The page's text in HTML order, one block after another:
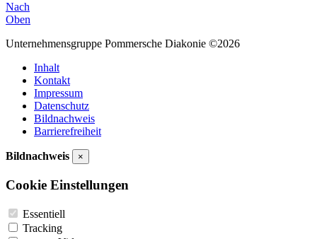
Nach
Oben
Unternehmensgruppe Pommersche Diakonie ©2026
Inhalt
Kontakt
Impressum
Datenschutz
Bildnachweis
Barrierefreiheit
Bildnachweis ×
Cookie Einstellungen
Essentiell
Tracking